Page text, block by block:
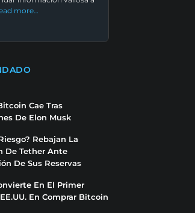
more…
Cae Tras
De Elon Musk
Rebajan La
De Tether Ante
De Sus Reservas
En El Primer
En Comprar Bitcoin